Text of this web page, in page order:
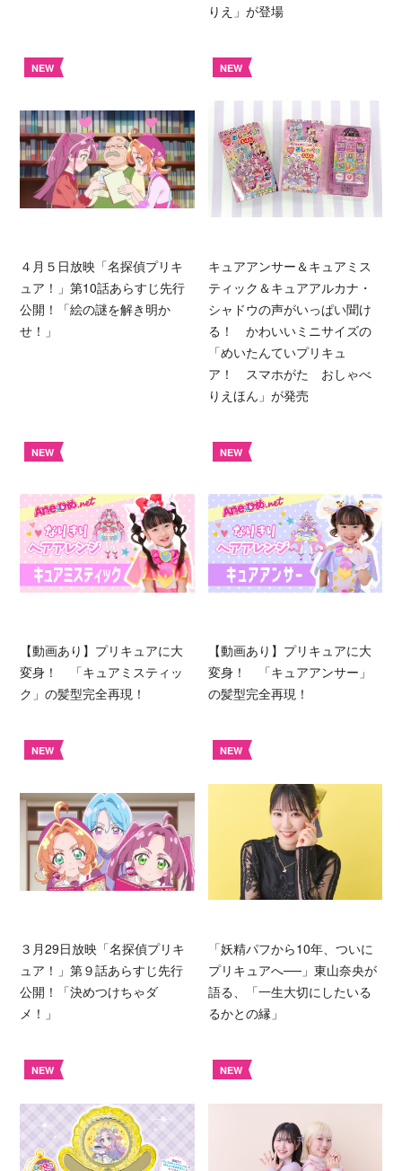
りえ」が登場
NEW
４月５日放映「名探偵プリキ
ュア！」第10話あらすじ先行
公開！「絵の謎を解き明か
せ！」
NEW
キュアアンサー＆キュアミス
ティック＆キュアアルカナ・
シャドウの声がいっぱい聞け
る！ かわいいミニサイズの
「めいたんていプリキュ
ア！ スマホがた おしゃべ
りえほん」が発売
NEW
【動画あり】プリキュアに大
変身！ 「キュアミスティッ
ク」の髪型完全再現！
NEW
【動画あり】プリキュアに大
変身！ 「キュアアンサー」
の髪型完全再現！
NEW
３月29日放映「名探偵プリキ
ュア！」第９話あらすじ先行
公開！「決めつけちゃダ
メ！」
NEW
「妖精パフから10年、ついに
プリキュアへ──」東山奈央が
語る、「一生大切にしたいる
るかとの縁」
NEW NEW